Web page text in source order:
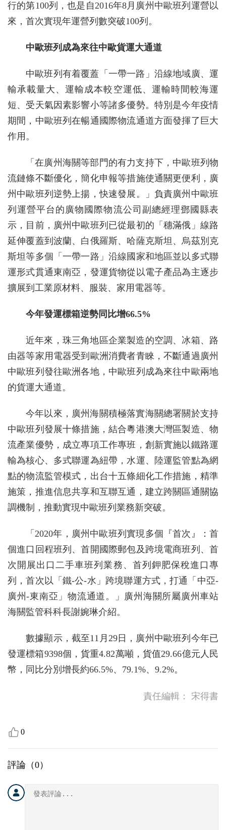
行的第100列，也是自2016年8月廣州中歐班列運營以
來，首次實現年運營列數突破100列。
中歐班列成為來往中歐貨運大通道
中歐班列有着覆蓋「一帶一路」沿線地域廣、運
輸承載量大、運輸成本較空運低、運輸時間較海運
短、受天氣因素影響小等諸多優勢。特別是今年疫情
期間，中歐班列在暢通國際物流通道方面發揮了巨大
作用。
「在廣州海關等部門的有力支持下，中歐班列物
流鏈條不斷優化，簡化申報等措施使通關更便利，廣
州中歐班列逆勢上揚，快速發展。」負責廣州中歐班
列運營平台的廣物國際物流公司副總經理鄧國縣表
示，目前，廣州中歐班列已從最初的「穗滿俄」線路
延伸覆蓋到波蘭、白俄羅斯、哈薩克斯坦、烏茲別克
斯坦等多個「一帶一路」沿線國家和地區並以多式聯
運形式貫通東南亞，發運貨物從以電子產品為主逐步
擴展到工業原材料、服裝、家用電器等。
今年發運標箱逆勢同比增66.5%
近年來，珠三角地區企業製造的空調、冰箱、路
由器等家用電器受到歐洲消費者青睞，不斷通過廣州
中歐班列發往歐洲各地，中歐班列成為來往中歐兩地
的貨運大通道。
今年以來，廣州海關積極落實海關總署關於支持
中歐班列發展十條措施，結合粵港澳大灣區製造、物
流產業優勢，成立專項工作專班，創新實施以鐵路運
輸為核心、多式聯運為紐帶，水運、陸運監管點為網
點的物流監管模式，出台十五條細化工作措施，精準
施策，推進信息共享和互聯互通，建立跨關區通關協
調機制，推動實現中歐班列業務新突破。
「2020年，廣州中歐班列實現多個『首次』：首
個進口回程班列、首開國際郵包及跨境電商班列、首
次開展出口二手車班列業務、首列鉀肥保稅進口專
列，首次以「鐵-公-水」跨境聯運方式，打通「中亞-
廣州-東南亞」物流通道。」廣州海關所屬廣州車站
海關監管科科長謝婉琳介紹。
數據顯示，截至11月29日，廣州中歐班列今年已
發運標箱9398個，貨重4.82萬噸，貨值29.66億元人民
幣，同比分別增長約66.5%、79.1%、9.2%。
責任編輯： 宋得書
0
評論（0）